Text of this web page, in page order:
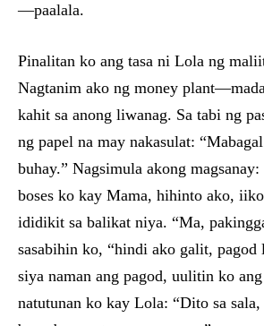
—paalala.
Pinalitan ko ang tasa ni Lola ng
Nagtanim ako ng money
kahit sa anong liwanag. Sa tabi ng
ng papel na may nakasulat:
buhay.” Nagsimula akong magsanay:
boses ko kay Mama, hihinto ako,
ididikit sa balikat niya. “Ma,
sasabihin ko, “hindi ako galit, pagod
siya naman ang pagod, uulitin ko
natutunan ko kay Lola: “Dito sa